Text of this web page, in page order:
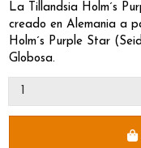
La Tillandsia Holm´s
creado en Alemania a
Holm´s Purple Star
Globosa.